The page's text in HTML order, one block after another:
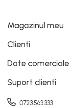
Magazinul meu
Clienti
Date comerciale
Suport clienti
0723.563.333